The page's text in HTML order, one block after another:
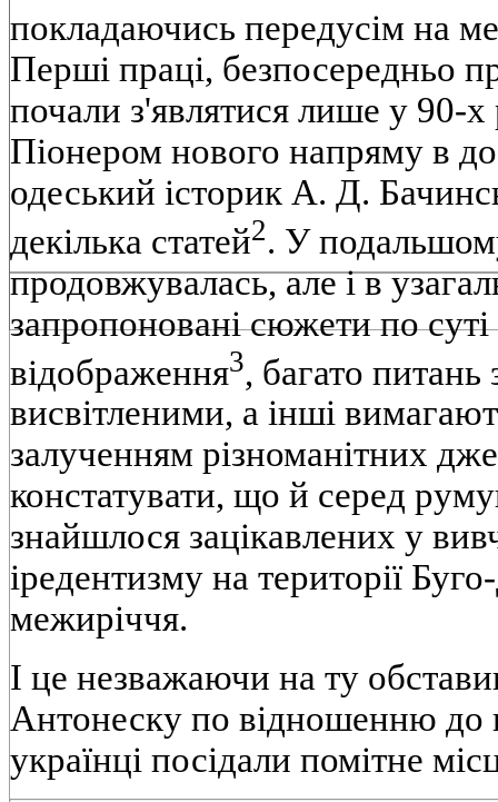
покладаючись передусім на
Перші праці, безпосередньо
почали з'являтися лише у 90-х
Піонером нового напряму в
одеський історик А. Д.
декілька статей2. У
продовжувалась, але і в
запропоновані сюжети по
відображення3, багато
висвітленими, а інші
залученням різноманітних
констатувати, що й серед
знайшлося зацікавлених у
іредентизму на території
межиріччя.
І це незважаючи на ту
Антонеску по відношенню до
українці посідали помітне